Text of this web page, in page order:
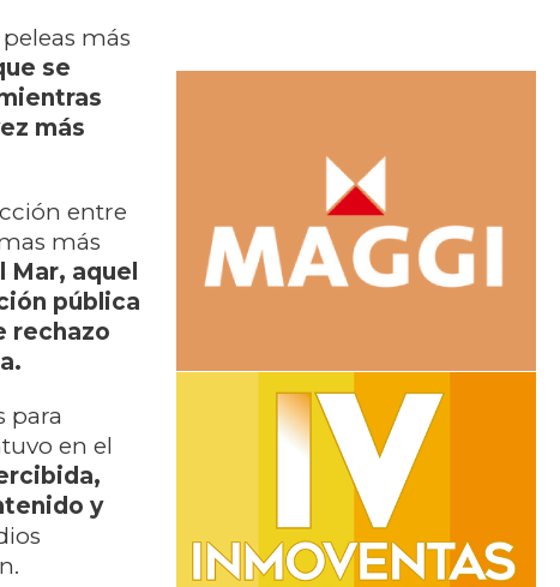
más
se
más
entre
más
Mar, aquel
pública
rechazo
para
en el
y